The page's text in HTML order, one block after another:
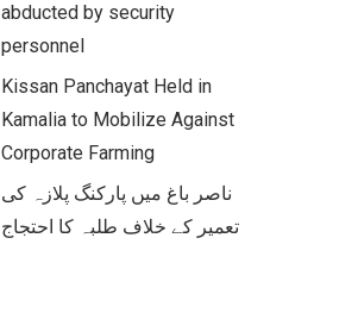
abducted by security
personnel
Kissan Panchayat Held in
Kamalia to Mobilize Against
Corporate Farming
ناصر باغ میں پارکنگ پلازہ کی
تعمیر کے خلاف طلبہ کا احتجاج